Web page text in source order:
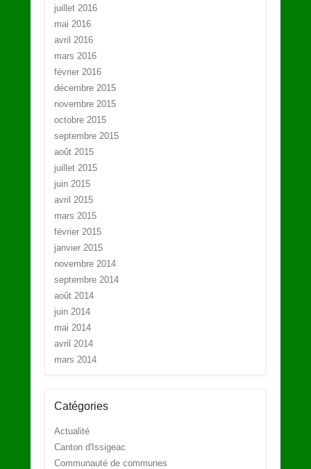
juillet 2016
mai 2016
avril 2016
mars 2016
février 2016
décembre 2015
novembre 2015
octobre 2015
septembre 2015
août 2015
juillet 2015
juin 2015
avril 2015
mars 2015
février 2015
janvier 2015
novembre 2014
septembre 2014
août 2014
juin 2014
mai 2014
avril 2014
mars 2014
Catégories
Actualité
Canton d'Issigeac
Communauté de communes